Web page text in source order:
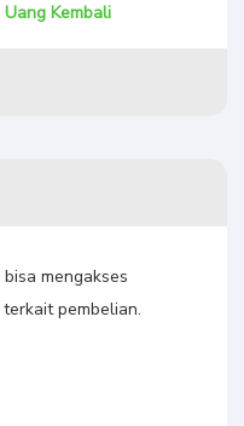
Kembali
mengakses
pembelian.